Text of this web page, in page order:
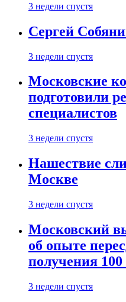
3 недели спустя
Сергей
3 недели спустя
Московские
подготовили
специалистов
3 недели спустя
Нашествие
Москве
3 недели спустя
Московский
об опыте
получения 100
3 недели спустя